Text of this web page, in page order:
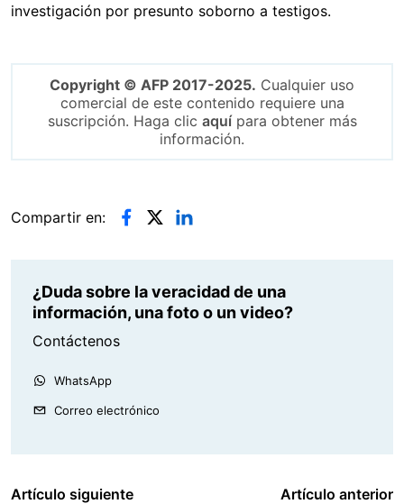
investigación por presunto soborno a testigos.
Copyright © AFP 2017-2025. Cualquier uso
comercial de este contenido requiere una
suscripción. Haga clic aquípara obtener más
información.
Compartir en:
¿Duda sobre la veracidad de una
información, una foto o un video?
Contáctenos
WhatsApp
Correo electrónico
Artículo siguiente Artículo anterior